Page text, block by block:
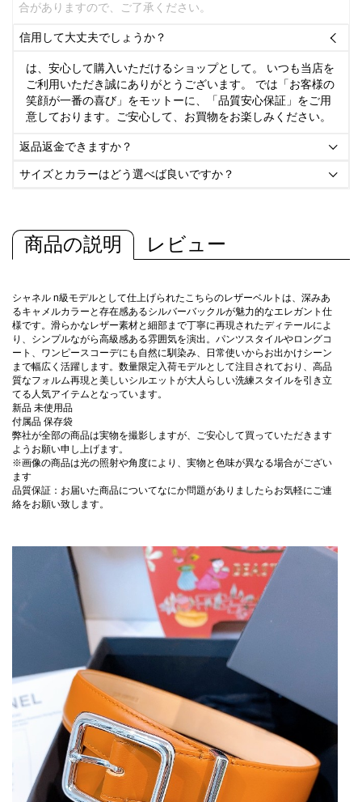
合がありますので、ご了承ください。
信用して大丈夫でしょうか？ 
は、安心して購入いただけるショップとして。 いつも当店を
ご利用いただき誠にありがとうございます。 では「お客様の
笑顔が一番の喜び」をモットーに、「品質安心保証」をご用
意しております。ご安心して、お買物をお楽しみください。
返品返金できますか？ 
サイズとカラーはどう選べば良いですか？ 
商品の説明 レビュー
シャネル n級モデルとして仕上げられたこちらのレザーベルトは、深みあ
るキャメルカラーと存在感あるシルバーバックルが魅力的なエレガント仕
様です。滑らかなレザー素材と細部まで丁寧に再現されたディテールによ
り、シンプルながら高級感ある雰囲気を演出。パンツスタイルやロングコ
ート、ワンピースコーデにも自然に馴染み、日常使いからお出かけシーン
まで幅広く活躍します。数量限定入荷モデルとして注目されており、高品
質なフォルム再現と美しいシルエットが大人らしい洗練スタイルを引き立
てる人気アイテムとなっています。
新品 未使用品
付属品 保存袋
弊社が全部の商品は実物を撮影しますが、ご安心して買っていただきます
ようお願い申し上げます。
※画像の商品は光の照射や角度により、実物と色味が異なる場合がござい
ます
品質保証：お届いた商品についてなにか問題がありましたらお気軽にご連
絡をお願い致します。